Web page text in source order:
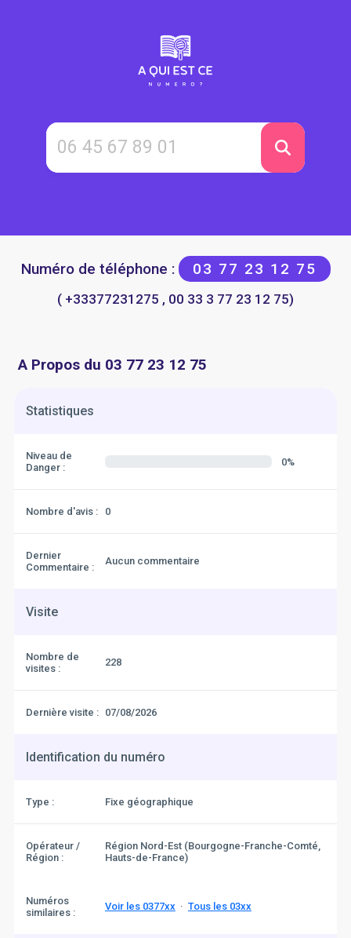
Numéro de téléphone : 03 77 23 12 75
( +33377231275 , 00 33 3 77 23 12 75)
A Propos du 03 77 23 12 75
Statistiques
Niveau de
Danger :
0%
Nombre d'avis : 0
Dernier
Commentaire :
Aucun commentaire
Visite
Nombre de
visites :
228
Dernière visite : 07/08/2026
Identification du numéro
Type : Fixe géographique
Opérateur /
Région :
Région Nord-Est (Bourgogne-Franche-Comté,
Hauts-de-France)
Numéros
similaires :
Voir les 0377xx· Tous les 03xx